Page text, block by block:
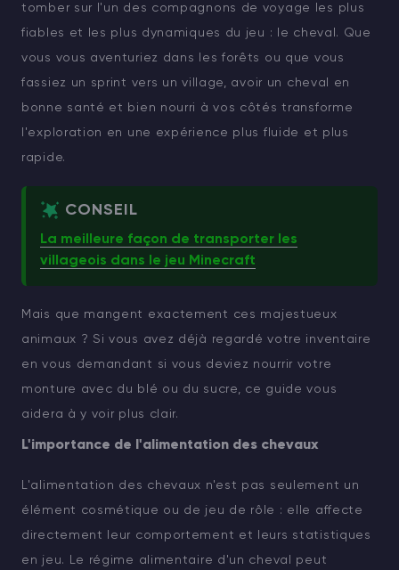
tomber sur l'un des compagnons de voyage les plus
fiables et les plus dynamiques du jeu : le cheval. Que
vous vous aventuriez dans les forêts ou que vous
fassiez un sprint vers un village, avoir un cheval en
bonne santé et bien nourri à vos côtés transforme
l'exploration en une expérience plus fluide et plus
rapide.
CONSEIL
La meilleure façon de transporter les
villageois dans le jeu Minecraft
Mais que mangent exactement ces majestueux
animaux ? Si vous avez déjà regardé votre inventaire
en vous demandant si vous deviez nourrir votre
monture avec du blé ou du sucre, ce guide vous
aidera à y voir plus clair.
L'importance de l'alimentation des chevaux
L'alimentation des chevaux n'est pas seulement un
élément cosmétique ou de jeu de rôle : elle affecte
directement leur comportement et leurs statistiques
en jeu. Le régime alimentaire d'un cheval peut